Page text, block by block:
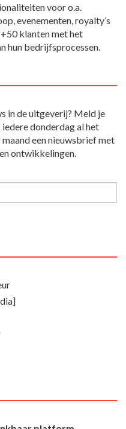
voor o.a.
evenementen, royalty’s
klanten met het
hun bedrijfsprocessen.
in de uitgeverij? Meld je
donderdag al het
maand een nieuwsbrief met
ontwikkelingen.